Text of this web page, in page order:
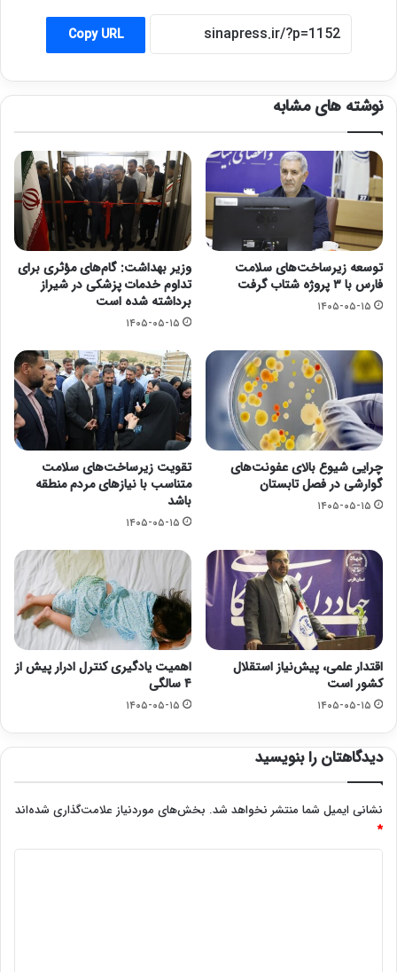
Copy URL
نوشته های مشابه
توسعه زیرساخت‌های سلامت
فارس با ۳ پروژه شتاب گرفت
۱۴۰۵-۰۵-۱۵
وزیر بهداشت: گام‌های مؤثری برای
تداوم خدمات پزشکی در شیراز
برداشته شده است
۱۴۰۵-۰۵-۱۵
چرایی شیوع بالای عفونت‌های
گوارشی در فصل تابستان
۱۴۰۵-۰۵-۱۵
تقویت زیرساخت‌های سلامت
متناسب با نیازهای مردم منطقه
باشد
۱۴۰۵-۰۵-۱۵
اقتدار علمی، پیش‌نیاز استقلال
کشور است
۱۴۰۵-۰۵-۱۵
اهمیت یادگیری کنترل ادرار پیش از
۴ سالگی
۱۴۰۵-۰۵-۱۵
دیدگاهتان را بنویسید
نشانی ایمیل شما منتشر نخواهد شد. بخش‌های موردنیاز علامت‌گذاری شده‌اند
*